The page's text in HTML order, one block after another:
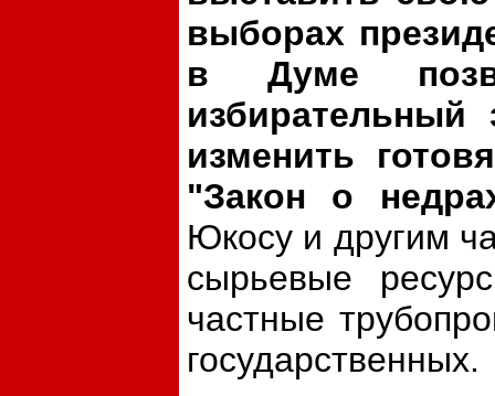
выборах
в Думе
изменить
"Закон о
Юкосу и другим
сырьевые
частные
государственных.